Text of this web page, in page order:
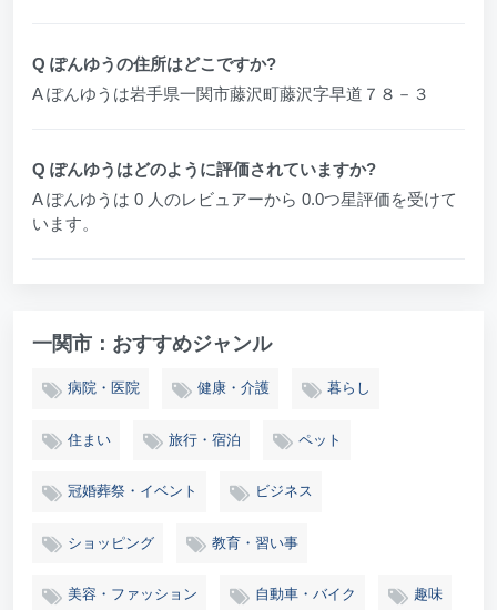
Q ぽんゆうの住所はどこですか?
A ぽんゆうは岩手県一関市藤沢町藤沢字早道７８－３
Q ぽんゆうはどのように評価されていますか?
A ぽんゆうは 0 人のレビュアーから 0.0つ星評価を受けて
います。
一関市：おすすめジャンル
病院・医院 健康・介護 暮らし
住まい 旅行・宿泊 ペット
冠婚葬祭・イベント ビジネス
ショッピング 教育・習い事
美容・ファッション 自動車・バイク 趣味